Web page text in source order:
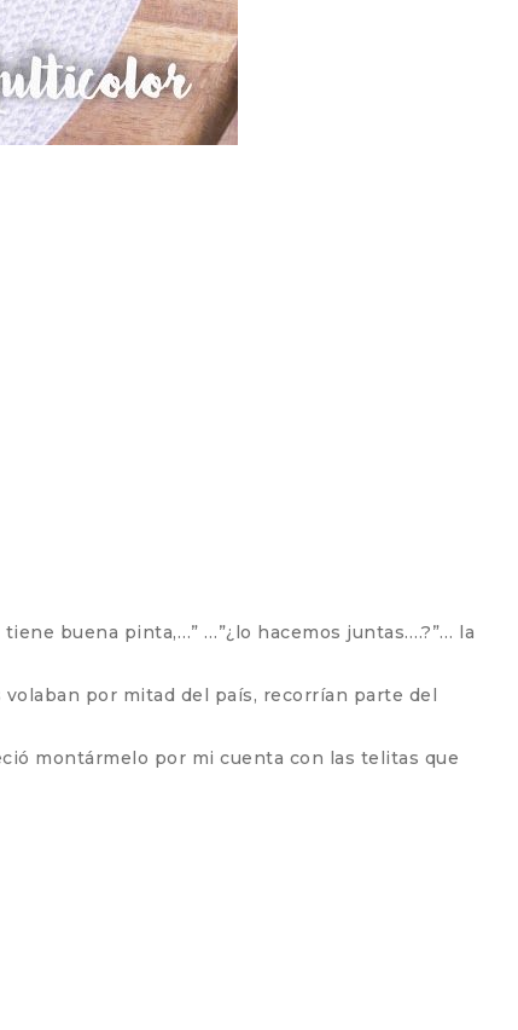
buena pinta,…” …”¿lo hacemos juntas….?”… la
por mitad del país, recorrían parte del
montármelo por mi cuenta con las telitas que